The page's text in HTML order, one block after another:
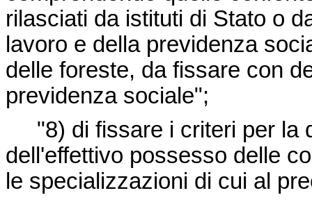
rilasciati da istituti di Stato o
lavoro e della previdenza
delle foreste, da fissare con
previdenza sociale";
"8) di fissare i criteri per la
dell'effettivo possesso delle
le specializzazioni di cui al